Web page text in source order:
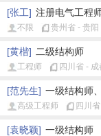
[张工] 注册电气工程
不限
贵州省 - 贵阳
[黄楷] 二级结构师
工程师
四川省 - 成
[范先生] 一级结构师
高级工程师
四川
[袁晓颖] 一级结构师